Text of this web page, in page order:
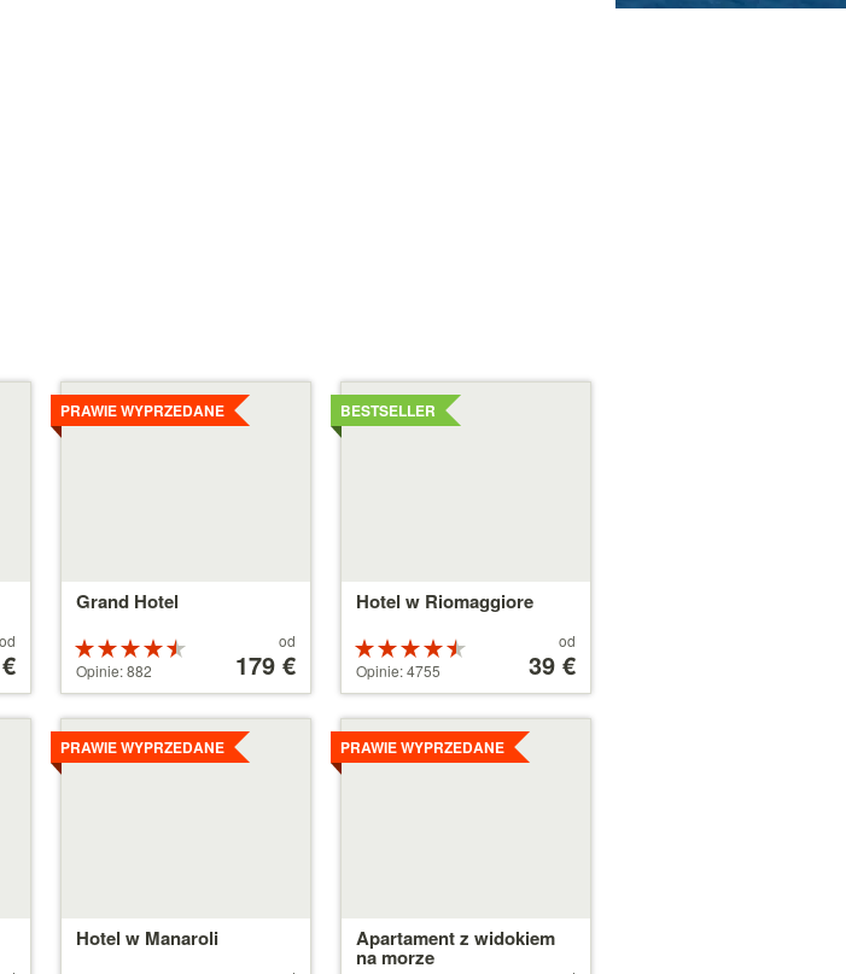
od
Grand Hotel
PRAWIE WYPRZEDANE
4.5 na 5
gwiazdek
Opinie: 882 179 €
od
179 €
Szczegóły
Hotel w Riomaggiore
BESTSELLER
4.5 na 5
gwiazdek
Opinie: 4755
od
39 €
Szczegóły
Hotel w Manaroli
PRAWIE WYPRZEDANE
Szczegóły
Apartament z widokiem
na morze
PRAWIE WYPRZEDANE
Szczegóły